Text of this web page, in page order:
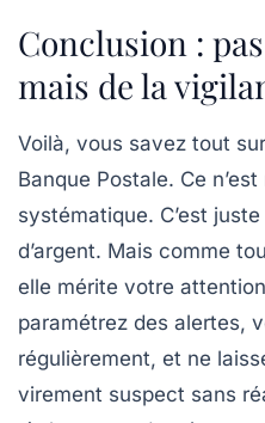
Conclusion :
mais de la
Voilà, vous savez tout
Banque Postale. Ce
systématique. C’est
d’argent. Mais comme
elle mérite votre
paramétrez des alertes,
régulièrement, et ne
virement suspect sans